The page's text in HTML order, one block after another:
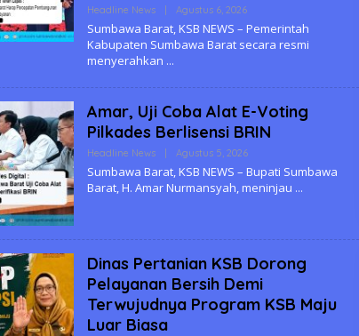
Headline News Agustus 6, 2026O
L
E
H
B
Sumbawa Barat, KSB NEWS – Pemerintah
Kabupaten Sumbawa Barat secara resmi
menyerahkan
Amar, Uji Coba Alat E-Voting
Pilkades Berlisensi BRIN
Headline News Agustus 5, 2026O
L
E
H
Sumbawa Barat, KSB NEWS – Bupati Sumbawa
Barat, H. Amar Nurmansyah, meninjau
Dinas Pertanian KSB Dorong
Pelayanan Bersih Demi
Terwujudnya Program KSB Maju
Luar Biasa